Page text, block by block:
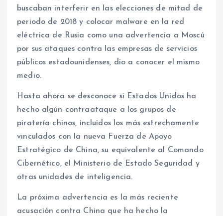
buscaban interferir en las elecciones de mitad de
periodo de 2018 y colocar malware en la red
eléctrica de Rusia como una advertencia a Moscú
por sus ataques contra las empresas de servicios
públicos estadounidenses, dio a conocer el mismo
medio.
Hasta ahora se desconoce si Estados Unidos ha
hecho algún contraataque a los grupos de
piratería chinos, incluidos los más estrechamente
vinculados con la nueva Fuerza de Apoyo
Estratégico de China, su equivalente al Comando
Cibernético, el Ministerio de Estado Seguridad y
otras unidades de inteligencia.
La próxima advertencia es la más reciente
acusación contra China que ha hecho la